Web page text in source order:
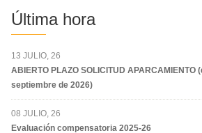
Última hora
13 JULIO, 26
ABIERTO PLAZO SOLICITUD APARCAMIENTO
septiembre de 2026)
08 JULIO, 26
Evaluación compensatoria 2025-26